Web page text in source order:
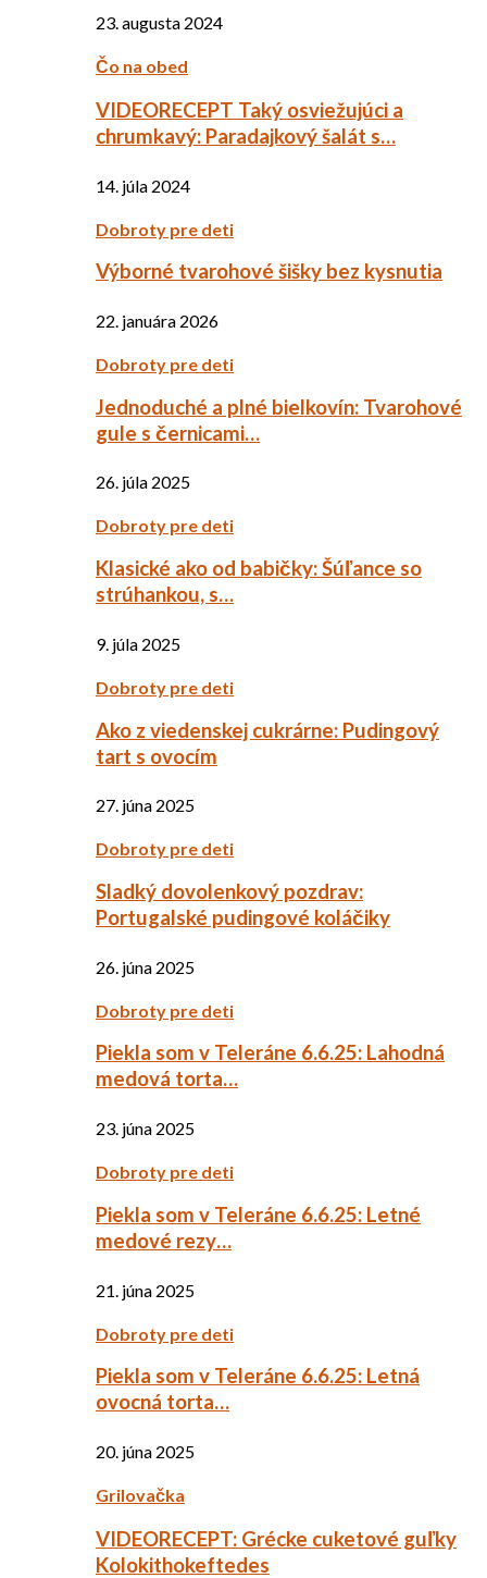
23. augusta 2024
Čo na obed
VIDEORECEPT Taký osviežujúci a
chrumkavý: Paradajkový šalát s…
14. júla 2024
Dobroty pre deti
Výborné tvarohové šišky bez kysnutia
22. januára 2026
Dobroty pre deti
Jednoduché a plné bielkovín: Tvarohové
gule s černicami…
26. júla 2025
Dobroty pre deti
Klasické ako od babičky: Šúľance so
strúhankou, s…
9. júla 2025
Dobroty pre deti
Ako z viedenskej cukrárne: Pudingový
tart s ovocím
27. júna 2025
Dobroty pre deti
Sladký dovolenkový pozdrav:
Portugalské pudingové koláčiky
26. júna 2025
Dobroty pre deti
Piekla som v Teleráne 6.6.25: Lahodná
medová torta…
23. júna 2025
Dobroty pre deti
Piekla som v Teleráne 6.6.25: Letné
medové rezy…
21. júna 2025
Dobroty pre deti
Piekla som v Teleráne 6.6.25: Letná
ovocná torta…
20. júna 2025
Grilovačka
VIDEORECEPT: Grécke cuketové guľky
Kolokithokeftedes